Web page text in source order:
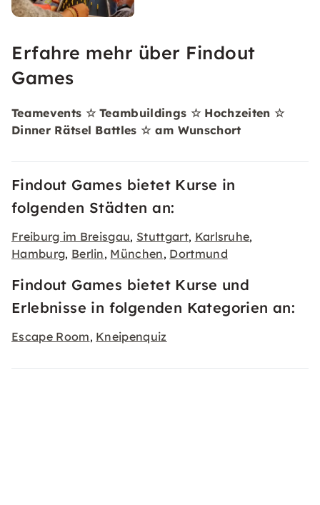
Erfahre mehr über Findout
Games
Teamevents ☆ Teambuildings ☆ Hochzeiten ☆
Dinner Rätsel Battles ☆ am Wunschort
Findout Games bietet Kurse in
folgenden Städten an:
Freiburg im Breisgau, Stuttgart, Karlsruhe,
Hamburg, Berlin, München, Dortmund
Findout Games bietet Kurse und
Erlebnisse in folgenden Kategorien an:
Escape Room, Kneipenquiz